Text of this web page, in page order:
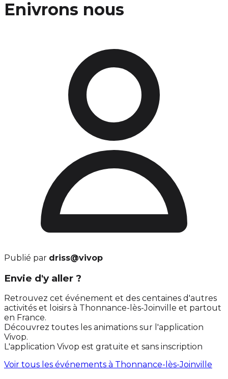
Enivrons nous
Publié par driss@vivop
Envie d'y aller ?
Retrouvez cet événement et des centaines d'autres
activités et loisirs à Thonnance-lès-Joinville et partout
en France.
Découvrez toutes les animations sur l'application
Vivop.
L'application Vivop est gratuite et sans inscription
Voir tous les événements à Thonnance-lès-Joinville